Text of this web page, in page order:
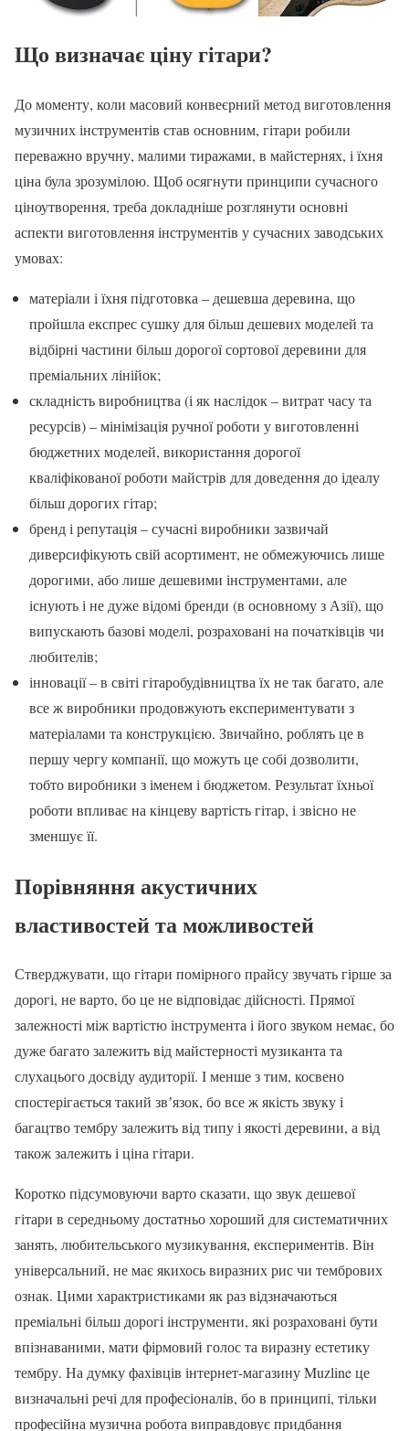
Що визначає ціну гітари?
До моменту, коли масовий конвеєрний метод виготовлення
музичних інструментів став основним, гітари робили
переважно вручну, малими тиражами, в майстернях, і їхня
ціна була зрозумілою. Щоб осягнути принципи сучасного
ціноутворення, треба докладніше розглянути основні
аспекти виготовлення інструментів у сучасних заводських
умовах:
матеріали і їхня підготовка – дешевша деревина, що
пройшла експрес сушку для більш дешевих моделей та
відбірні частини більш дорогої сортової деревини для
преміальних лінійок;
складність виробництва (і як наслідок – витрат часу та
ресурсів) – мінімізація ручної роботи у виготовленні
бюджетних моделей, використання дорогої
кваліфікованої роботи майстрів для доведення до ідеалу
більш дорогих гітар;
бренд і репутація – сучасні виробники зазвичай
диверсифікують свій асортимент, не обмежуючись лише
дорогими, або лише дешевими інструментами, але
існують і не дуже відомі бренди (в основному з Азії), що
випускають базові моделі, розраховані на початківців чи
любителів;
інновації – в світі гітаробудівництва їх не так багато, але
все ж виробники продовжують експериментувати з
матеріалами та конструкцією. Звичайно, роблять це в
першу чергу компанії, що можуть це собі дозволити,
тобто виробники з іменем і бюджетом. Результат їхньої
роботи впливає на кінцеву вартість гітар, і звісно не
зменшує її.
Порівняння акустичних
властивостей та можливостей
Стверджувати, що гітари помірного прайсу звучать гірше за
дорогі, не варто, бо це не відповідає дійсності. Прямої
залежності між вартістю інструмента і його звуком немає, бо
дуже багато залежить від майстерності музиканта та
слухацього досвіду аудиторії. І менше з тим, косвено
спостерігається такий звʼязок, бо все ж якість звуку і
багацтво тембру залежить від типу і якості деревини, а від
також залежить і ціна гітари.
Коротко підсумовуючи варто сказати, що звук дешевої
гітари в середньому достатньо хороший для систематичних
занять, любительського музикування, експериментів. Він
універсальний, не має якихось виразних рис чи тембрових
ознак. Цими характристиками як раз відзначаються
преміальні більш дорогі інструменти, які розраховані бути
впізнаваними, мати фірмовий голос та виразну естетику
тембру. На думку фахівців інтернет-магазину Muzline це
визначальні речі для професіоналів, бо в принципі, тільки
професійна музична робота виправдовує придбання